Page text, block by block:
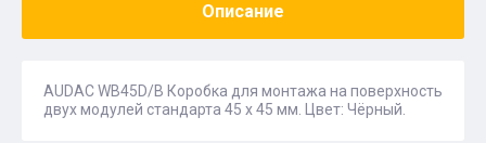
Описание
AUDAC WB45D/B Коробка для монтажа на поверхность
двух модулей стандарта 45 x 45 мм. Цвет: Чёрный.